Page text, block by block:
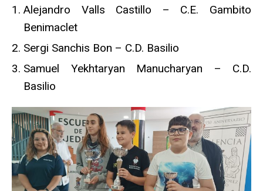
Alejandro Valls Castillo – C.E. Gambito
Benimaclet
Sergi Sanchis Bon – C.D. Basilio
Samuel Yekhtaryan Manucharyan – C.D.
Basilio